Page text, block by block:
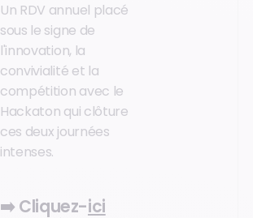
Un RDV annuel placé
sous le signe de
l'innovation, la
convivialité et la
compétition avec le
Hackaton qui clôture
ces deux journées
intenses.
➡️ Cliquez-ici